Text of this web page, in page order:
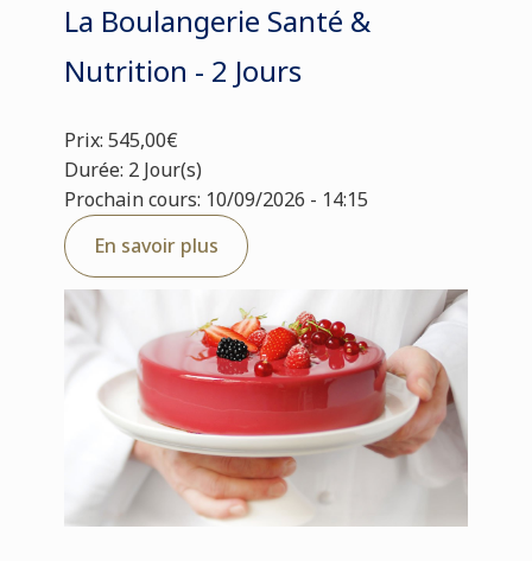
La Boulangerie Santé &
Nutrition - 2 Jours
Prix: 545,00€
Durée: 2 Jour(s)
Prochain cours: 10/09/2026 - 14:15
En savoir plus